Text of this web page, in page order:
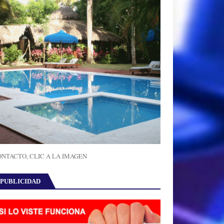
CLIC A LA IMAGEN
PUBLICIDAD